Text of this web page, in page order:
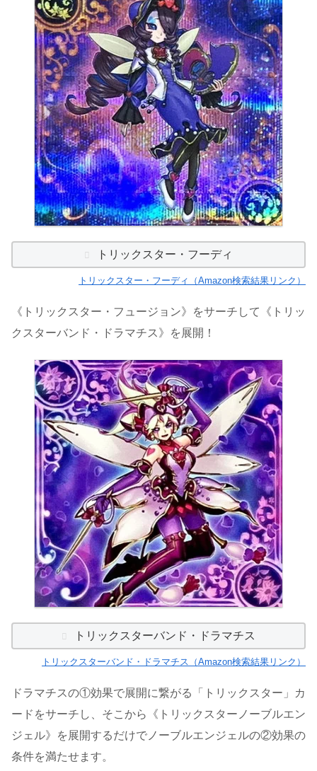
トリックスター・フーディ
トリックスター・フーディ（Amazon検索結果リンク）
《トリックスター・フュージョン》をサーチして《トリッ
クスターバンド・ドラマチス》を展開！
トリックスターバンド・ドラマチス
トリックスターバンド・ドラマチス（Amazon検索結果リンク）
ドラマチスの①効果で展開に繋がる「トリックスター」カ
ードをサーチし、そこから《トリックスターノーブルエン
ジェル》を展開するだけでノーブルエンジェルの②効果の
条件を満たせます。